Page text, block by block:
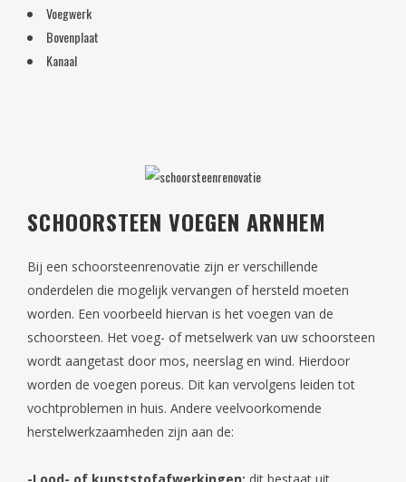
Voegwerk
Bovenplaat
Kanaal
SCHOORSTEEN VOEGEN ARNHEM
Bij een schoorsteenrenovatie zijn er verschillende
onderdelen die mogelijk vervangen of hersteld moeten
worden. Een voorbeeld hiervan is het voegen van de
schoorsteen. Het voeg- of metselwerk van uw schoorsteen
wordt aangetast door mos, neerslag en wind. Hierdoor
worden de voegen poreus. Dit kan vervolgens leiden tot
vochtproblemen in huis. Andere veelvoorkomende
herstelwerkzaamheden zijn aan de: